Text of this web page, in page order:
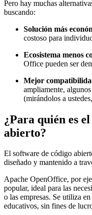
Pero hay muchas
buscando:
Solución más
costoso para
Ecosistema menos
Office pueden ser
Mejor
ampliamente,
(mirándolos a
¿Para quién es
abierto?
El software de código
diseñado y mantenido a
Apache OpenOffice, por
popular, ideal para las
o las empresas. Se utiliza
educativos, sin fines de